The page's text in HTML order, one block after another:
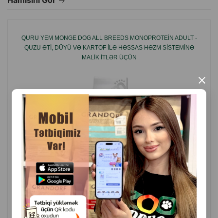
×
QURU YEM MONGE DOG ALL BREEDS MONOPROTEIN ADULT -
QUZU ƏTI, DÜYÜ VƏ KARTOF ILƏ HƏSSAS HƏZM SISTEMINƏ
MALIK ITLƏR ÜÇÜN
( Rəylər)
Çəki Qiymət
Almaq
Кq (çəki ilə)
13.30